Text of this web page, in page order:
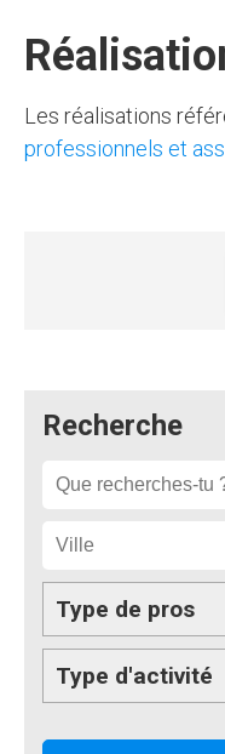
Les réalisations
professionnels et
Recherche
Type de pros
Type d'activité